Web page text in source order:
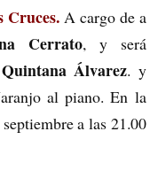
Cruces. A cargo de a
Cerrato, y será
Álvarez. y
al piano. En la
a las 21.00